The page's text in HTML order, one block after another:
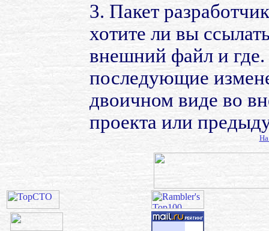
3. Пакет
хотите ли вы
внешний файл и
последующие
двоичном виде во
проекта или